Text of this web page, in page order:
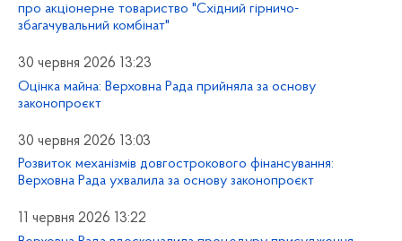
про акціонерне товариство "Східний гірничо-
збагачувальний комбінат"
30 червня 2026 13:23
Оцінка майна: Верховна Рада прийняла за основу
законопроєкт
30 червня 2026 13:03
Розвиток механізмів довгострокового фінансування:
Верховна Рада ухвалила за основу законопроєкт
11 червня 2026 13:22